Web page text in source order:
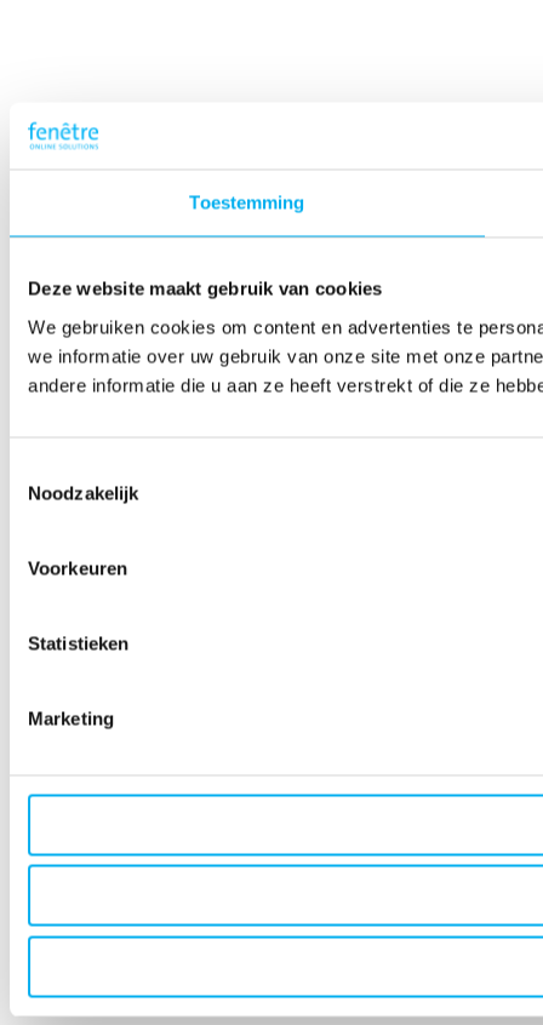
Toestemming
Deze website maakt gebruik van cookies
We gebruiken cookies om content en advertenties te
we informatie over uw gebruik van onze site met onze
andere informatie die u aan ze heeft verstrekt of die ze
Noodzakelijk
Voorkeuren
Statistieken
Marketing